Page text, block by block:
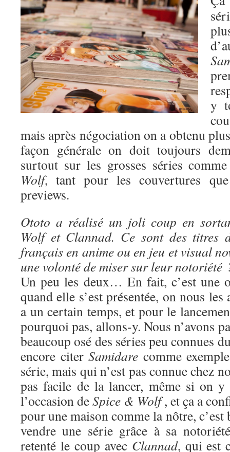
y
mais après négociation on a obtenu
façon générale on doit toujours
surtout sur les grosses séries
Wolf, tant pour les couvertures
previews.
Ototo a réalisé un joli coup en
Wolf et Clannad. Ce sont des titres
français en anime ou en jeu et visual
une volonté de miser sur leur notoriété
Un peu les deux… En fait, c’est une
quand elle s’est présentée, on nous
a un certain temps, et pour le
pourquoi pas, allons-y. Nous n’avons
beaucoup osé des séries peu connues
encore citer Samidare comme
série, mais qui n’est pas connue chez
pas facile de la lancer, même si on
l’occasion deSpice & Wolf, et ça a
pour une maison comme la nôtre,
vendre une série grâce à sa
retenté le coup avec Clannad, qui est